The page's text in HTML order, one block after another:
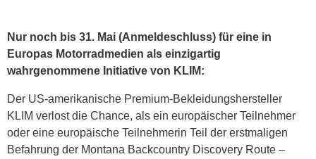
Nur noch bis 31. Mai (Anmeldeschluss) für eine in
Europas Motorradmedien als einzigartig
wahrgenommene Initiative von KLIM:
Der US-amerikanische Premium-Bekleidungshersteller
KLIM verlost die Chance, als ein europäischer Teilnehmer
oder eine europäische Teilnehmerin Teil der erstmaligen
Befahrung der Montana Backcountry Discovery Route –